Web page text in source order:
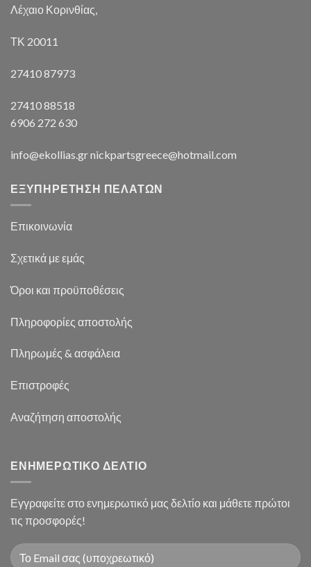
Λέχαιο Κορινθίας,
ΤΚ 20011
27410 87973
27410 88518
6906 272 630
info@ekollias.gr nickpartsgreece@hotmail.com
ΕΞΥΠΗΡΕΤΗΣΗ ΠΕΛΑΤΩΝ
Επικοινωνία
Σχετικά με εμάς
Όροι και προϋποθέσεις
Πληροφορίες αποστολής
Πληρωμές & ασφάλεια
Επιστροφές
Αναζήτηση αποστολής
ΕΝΗΜΕΡΩΤΙΚΟ ΔΕΛΤΙΟ
Εγγραφείτε στο ενημερωτικό μας δελτίο και μάθετε πρώτοι
τις προσφορές!